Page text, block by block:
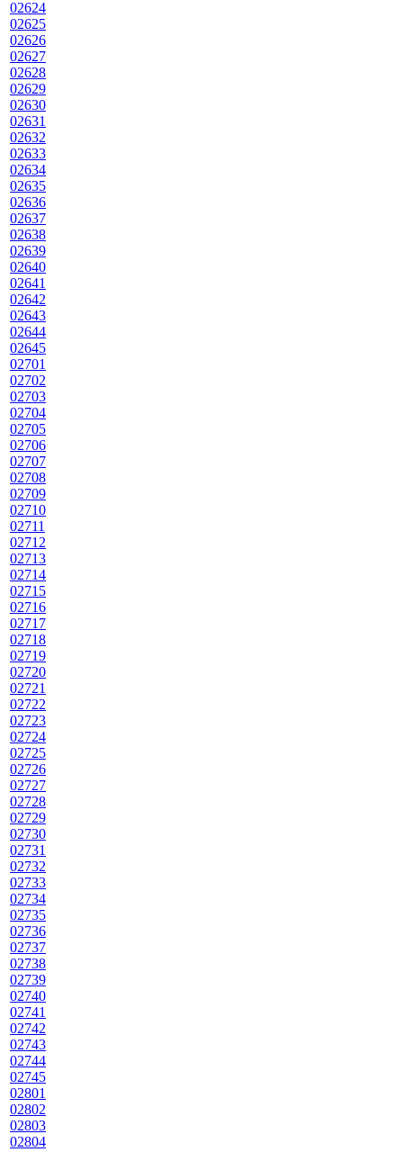
02624
02625
02626
02627
02628
02629
02630
02631
02632
02633
02634
02635
02636
02637
02638
02639
02640
02641
02642
02643
02644
02645
02701
02702
02703
02704
02705
02706
02707
02708
02709
02710
02711
02712
02713
02714
02715
02716
02717
02718
02719
02720
02721
02722
02723
02724
02725
02726
02727
02728
02729
02730
02731
02732
02733
02734
02735
02736
02737
02738
02739
02740
02741
02742
02743
02744
02745
02801
02802
02803
02804